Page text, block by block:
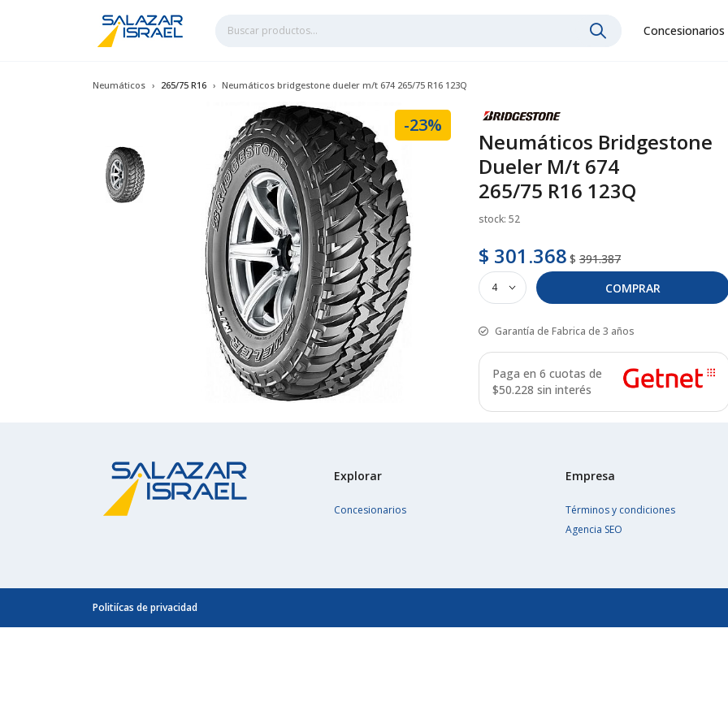
Concesionarios
Neumáticos 265/75 R16 Neumáticos bridgestone dueler m/t 674 265/75 R16 123Q
-23%
Neumáticos Bridgestone
Dueler M/t 674
265/75 R16 123Q
stock: 52
$ 301.368 $ 391.387
COMPRAR
Garantía de Fabrica de 3 años
Paga en 6 cuotas de
$50.228 sin interés
Explorar
Concesionarios
Empresa
Términos y condiciones
Agencia SEO
Politiícas de privacidad